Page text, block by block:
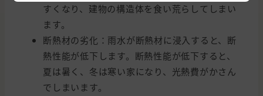
すくなり、建物の構造体を食い荒らしてしまい
ます。
断熱材の劣化：雨水が断熱材に浸入すると、断
熱性能が低下します。断熱性能が低下すると、
夏は暑く、冬は寒い家になり、光熱費がかさん
でしまいます。